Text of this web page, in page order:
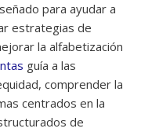
para ayudar a
estrategias de
la alfabetización
guía a las
comprender la
centrados en la
de